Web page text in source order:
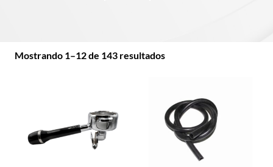
Mostrando 1–12 de 143 resultados